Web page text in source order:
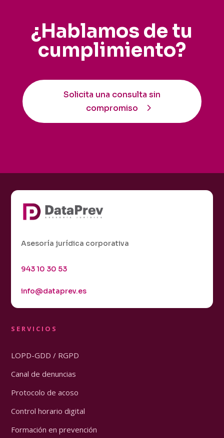
¿Hablamos de tu
cumplimiento?
Solicita una consulta sin
compromiso
Asesoría jurídica corporativa
943 10 30 53
info@dataprev.es
SERVICIOS
LOPD-GDD / RGPD
Canal de denuncias
Protocolo de acoso
Control horario digital
Formación en prevención